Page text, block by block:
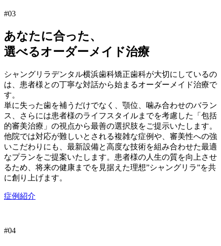
#03
あなたに合った、
選べるオーダーメイド治療
シャングリラデンタル横浜歯科矯正歯科が大切にしているの
は、患者様との丁寧な対話から始まるオーダーメイド治療で
す。
単に失った歯を補うだけでなく、顎位、噛み合わせのバラン
ス、さらには患者様のライフスタイルまでを考慮した「包括
的審美治療」の視点から最善の選択肢をご提示いたします。
他院では対応が難しいとされる複雑な症例や、審美性への強
いこだわりにも、最新設備と高度な技術を組み合わせた最適
なプランをご提案いたします。患者様の人生の質を向上させ
るため、将来の健康までを見据えた理想”シャングリラ”を共
に創り上げます。
症例紹介
#04